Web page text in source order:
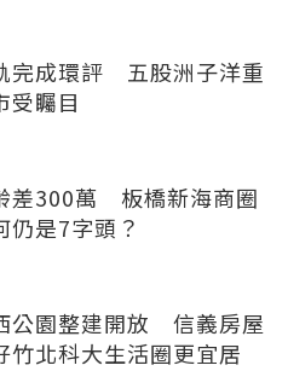
完成環評 五股洲子洋重
受矚目
差300萬 板橋新海商圈
仍是7字頭？
公園整建開放 信義房屋
竹北科大生活圈更宜居